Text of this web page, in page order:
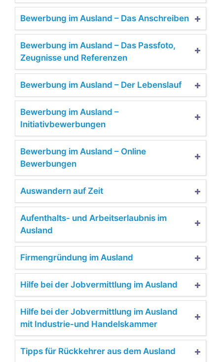
Bewerbung im Ausland – Das Anschreiben
Bewerbung im Ausland – Das Passfoto,
Zeugnisse und Referenzen
Bewerbung im Ausland – Der Lebenslauf
Bewerbung im Ausland –
Initiativbewerbungen
Bewerbung im Ausland – Online
Bewerbungen
Auswandern auf Zeit
Aufenthalts- und Arbeitserlaubnis im
Ausland
Firmengründung im Ausland
Hilfe bei der Jobvermittlung im Ausland
Hilfe bei der Jobvermittlung im Ausland
mit Industrie-und Handelskammer
Tipps für Rückkehrer aus dem Ausland